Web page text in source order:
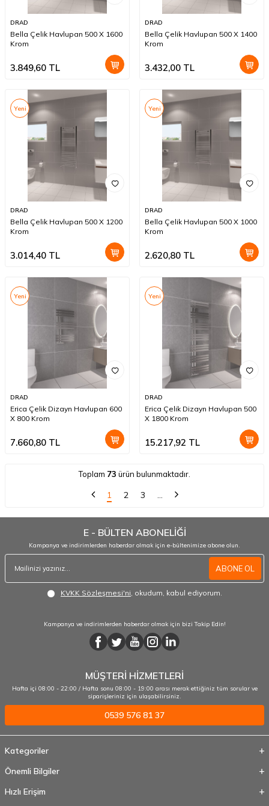
DRAD
Bella Çelik Havlupan 500 X 1600
Krom
3.849,60 TL
DRAD
Bella Çelik Havlupan 500 X 1400
Krom
3.432,00 TL
Yeni
DRAD
Bella Çelik Havlupan 500 X 1200
Krom
3.014,40 TL
Yeni
DRAD
Bella Çelik Havlupan 500 X 1000
Krom
2.620,80 TL
Yeni
DRAD
Erica Çelik Dizayn Havlupan 600
X 800 Krom
7.660,80 TL
Yeni
DRAD
Erica Çelik Dizayn Havlupan 500
X 1800 Krom
15.217,92 TL
Toplam 73 ürün bulunmaktadır.
1 2 3 …
E - BÜLTEN ABONELİĞİ
Kampanya ve indirimlerden haberdar olmak için e-bültenimize abone olun.
ABONE OL
KVKK Sözleşmesi'ni, okudum, kabul ediyorum.
Kampanya ve indirimlerden haberdar olmak için bizi Takip Edin!
MÜŞTERİ HİZMETLERİ
Hafta içi 08:00 - 22:00 / Hafta sonu 08:00 - 19:00 arası merak ettiğiniz tüm sorular ve
siparişleriniz için ulaşabilirsiniz.
0539 576 81 37
Kategoriler
Önemli Bilgiler
Hızlı Erişim